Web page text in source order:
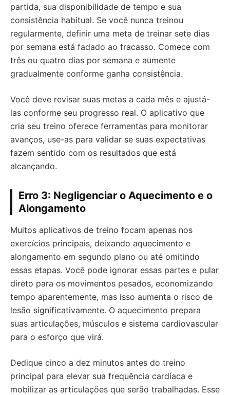
partida, sua disponibilidade de tempo e sua
consistência habitual. Se você nunca treinou
regularmente, definir uma meta de treinar sete dias
por semana está fadado ao fracasso. Comece com
três ou quatro dias por semana e aumente
gradualmente conforme ganha consistência.
Você deve revisar suas metas a cada mês e ajustá-
las conforme seu progresso real. O aplicativo que
cria seu treino oferece ferramentas para monitorar
avanços, use-as para validar se suas expectativas
fazem sentido com os resultados que está
alcançando.
Erro 3: Negligenciar o Aquecimento e o
Alongamento
Muitos aplicativos de treino focam apenas nos
exercícios principais, deixando aquecimento e
alongamento em segundo plano ou até omitindo
essas etapas. Você pode ignorar essas partes e pular
direto para os movimentos pesados, economizando
tempo aparentemente, mas isso aumenta o risco de
lesão significativamente. O aquecimento prepara
suas articulações, músculos e sistema cardiovascular
para o esforço que virá.
Dedique cinco a dez minutos antes do treino
principal para elevar sua frequência cardíaca e
mobilizar as articulações que serão trabalhadas. Esse